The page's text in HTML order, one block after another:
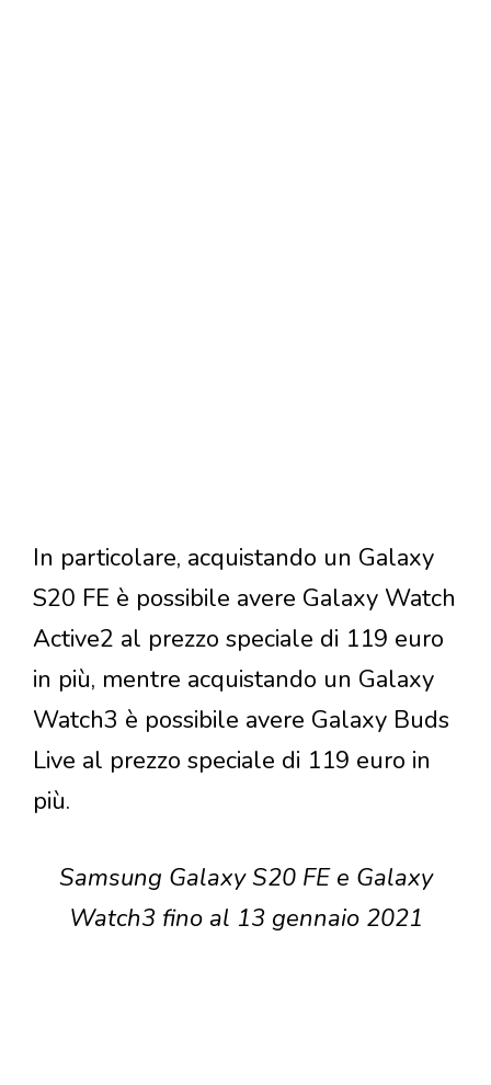
In particolare, acquistando un Galaxy
S20 FE è possibile avere Galaxy Watch
Active2 al prezzo speciale di 119 euro
in più, mentre acquistando un Galaxy
Watch3 è possibile avere Galaxy Buds
Live al prezzo speciale di 119 euro in
più.
Samsung Galaxy S20 FE e Galaxy
Watch3 fino al 13 gennaio 2021